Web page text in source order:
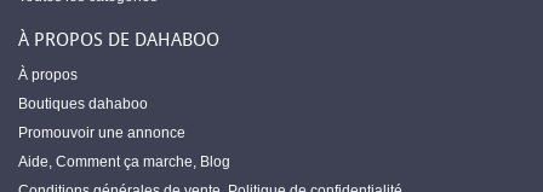
À PROPOS DE DAHABOO
À propos
Boutiques dahaboo
Promouvoir une annonce
Aide, Comment ça marche, Blog